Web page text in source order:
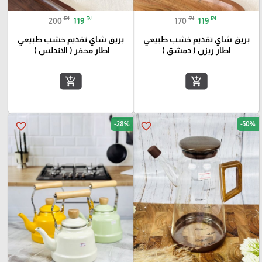
170 ₪ 119 ₪
بريق شاي تقديم خشب طبيعي
اطار ريزن ( دمشق )
add_shopping_cart
200 ₪ 119 ₪
بريق شاي تقديم خشب طبيعي
اطار محفر ( الاندلس )
add_shopping_cart
favorite_border -50%
favorite_border -28%